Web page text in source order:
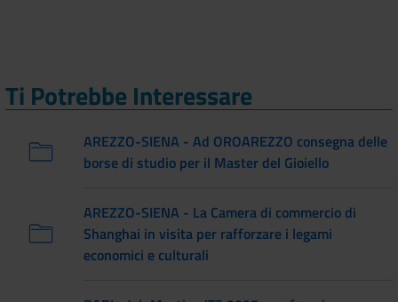
Ti Potrebbe Interessare
AREZZO-SIENA - Ad OROAREZZO consegna delle
borse di studio per il Master del Gioiello
AREZZO-SIENA - La Camera di commercio di
Shanghai in visita per rafforzare i legami
economici e culturali